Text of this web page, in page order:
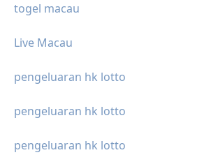
togel macau
Live Macau
pengeluaran hk lotto
pengeluaran hk lotto
pengeluaran hk lotto